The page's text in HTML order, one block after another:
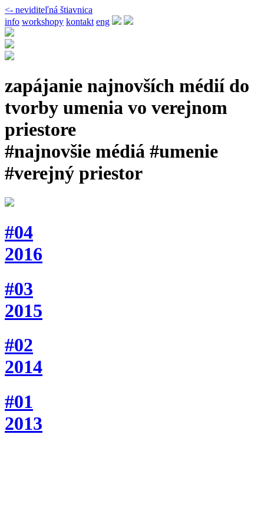
<- neviditeľná štiavnica
info workshopy kontakt eng
zapájanie najnovších médií do
tvorby umenia vo verejnom
priestore
#najnovšie médiá #umenie
#verejný priestor
#04
2016
#03
2015
#02
2014
#01
2013